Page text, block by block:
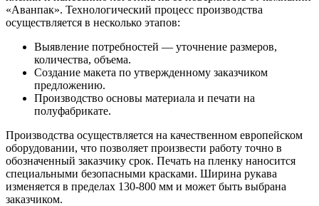
«Аванпак». Технологический процесс производства
осуществляется в несколько этапов:
Выявление потребностей — уточнение размеров,
количества, объема.
Создание макета по утвержденному заказчиком
предложению.
Производство основы материала и печати на
полуфабрикате.
Производства осуществляется на качественном европейском
оборудовании, что позволяет произвести работу точно в
обозначенный заказчику срок. Печать на пленку наносится
специальными безопасными красками. Ширина рукава
изменяется в пределах 130-800 мм и может быть выбрана
заказчиком.